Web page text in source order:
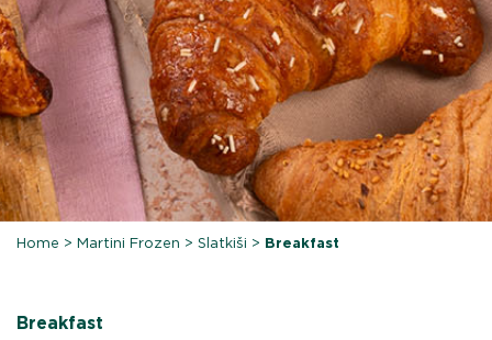
Home >Martini Frozen >Slatkiši > Breakfast
Breakfast